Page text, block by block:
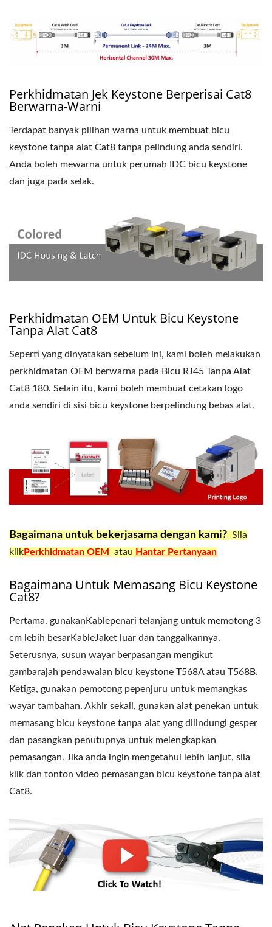
Perkhidmatan Jek Keystone Berperisai Cat8
Berwarna-Warni
Terdapat banyak pilihan warna untuk membuat bicu
keystone tanpa alat Cat8 tanpa pelindung anda sendiri.
Anda boleh mewarna untuk perumah IDC bicu keystone
dan juga pada selak.
Perkhidmatan OEM Untuk Bicu Keystone
Tanpa Alat Cat8
Seperti yang dinyatakan sebelum ini, kami boleh melakukan
perkhidmatan OEM berwarna pada Bicu RJ45 Tanpa Alat
Cat8 180. Selain itu, kami boleh membuat cetakan logo
anda sendiri di sisi bicu keystone berpelindung bebas alat.
Bagaimana untuk bekerjasama dengan kami? Sila
klikPerkhidmatan OEM atau Hantar Pertanyaan
Bagaimana Untuk Memasang Bicu Keystone
Cat8?
Pertama, gunakanKablepenari telanjang untuk memotong 3
cm lebih besarKableJaket luar dan tanggalkannya.
Seterusnya, susun wayar berpasangan mengikut
gambarajah pendawaian bicu keystone T568A atau T568B.
Ketiga, gunakan pemotong pepenjuru untuk memangkas
wayar tambahan. Akhir sekali, gunakan alat penekan untuk
memasang bicu keystone tanpa alat yang dilindungi gesper
dan pasangkan penutupnya untuk melengkapkan
pemasangan. Jika anda ingin mengetahui lebih lanjut, sila
klik dan tonton video pemasangan bicu keystone tanpa alat
Cat8.